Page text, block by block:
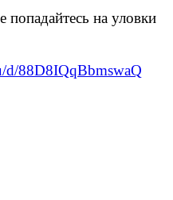
попадайтесь на уловки
d/88D8IQqBbmswaQ